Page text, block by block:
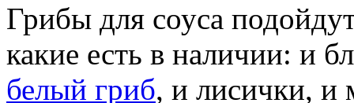
Грибы для соуса
какие есть в наличии: и
белый гриб, и лисички, и